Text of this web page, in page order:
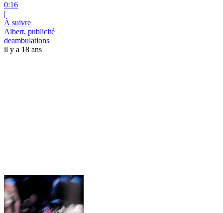
0:16
|
À suivre
Albert, publicité
deambulations
il y a 18 ans